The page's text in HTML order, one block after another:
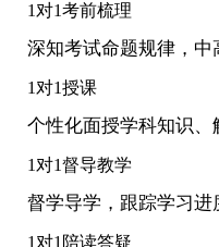
1对1考前梳理
深知考试命题规律，中
1对1授课
个性化面授学科知识、
1对1督导教学
督学导学，跟踪学习进
1对1陪读答疑